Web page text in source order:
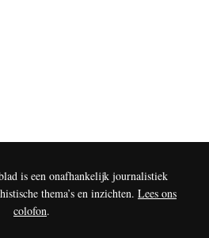
is een onafhankelijk journalistiek
thema’s en inzichten. Lees ons
colofon.